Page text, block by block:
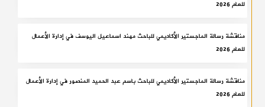
للعام 2026
مناقشة رسالة الماجستير الأكاديمي للباحث مهند اسماعيل اليوسف في إدارة الأعمال
للعام 2026
مناقشة رسالة الماجستير الأكاديمي للباحث باسم عبد الحميد المنصور في إدارة الأعمال
للعام 2026